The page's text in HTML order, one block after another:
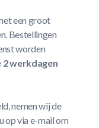
een groot
Bestellingen
worden
2 werkdagen
nemen wij de
op via e-mail om